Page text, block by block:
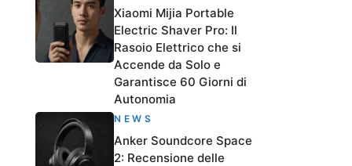
Xiaomi Mijia Portable
Electric Shaver Pro: Il
Rasoio Elettrico che si
Accende da Solo e
Garantisce 60 Giorni di
Autonomia
NEWS
Anker Soundcore Space
2: Recensione delle